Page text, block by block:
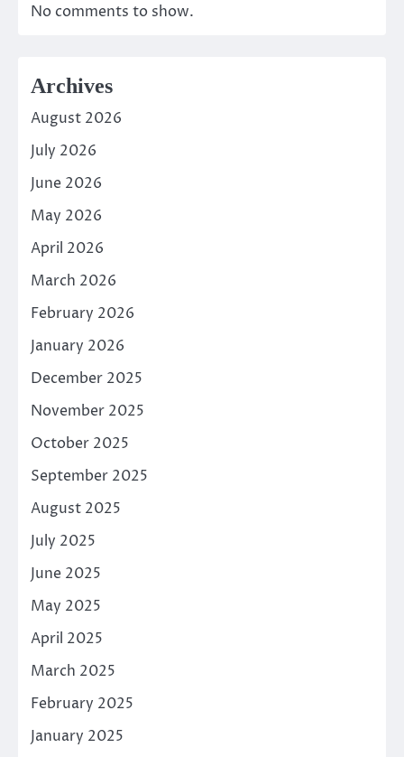
No comments to show.
Archives
August 2026
July 2026
June 2026
May 2026
April 2026
March 2026
February 2026
January 2026
December 2025
November 2025
October 2025
September 2025
August 2025
July 2025
June 2025
May 2025
April 2025
March 2025
February 2025
January 2025